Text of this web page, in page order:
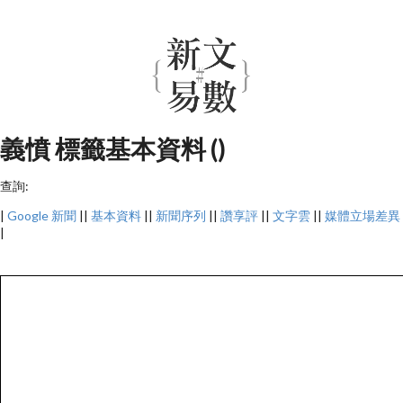
義憤 標籤基本資料 ()
查詢:
| Google 新聞 || 基本資料 || 新聞序列 || 讚享評 || 文字雲 || 媒體立場差異
|